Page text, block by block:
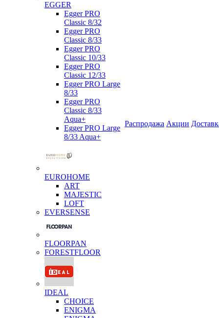
EGGER
Egger PRO
Classic 8/32
Egger PRO
Classic 8/33
Egger PRO
Classic 10/33
Egger PRO
Classic 12/33
Egger PRO Large
8/33
Egger PRO
Classic 8/33
Aqua+
Egger PRO Large
8/33 Aqua+
EUROHOME
ART
MAJESTIC
LOFT
EVERSENSE
FLOORPAN
FORESTFLOOR
IDEAL
CHOICE
ENIGMA
Распродажа Акции